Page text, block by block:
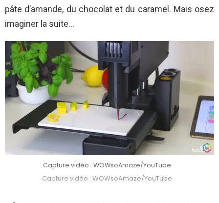
pâte d’amande, du chocolat et du caramel. Mais osez
imaginer la suite…
Capture vidéo : WOWsoAmaze/YouTube
Capture vidéo : WOWsoAmaze/YouTube